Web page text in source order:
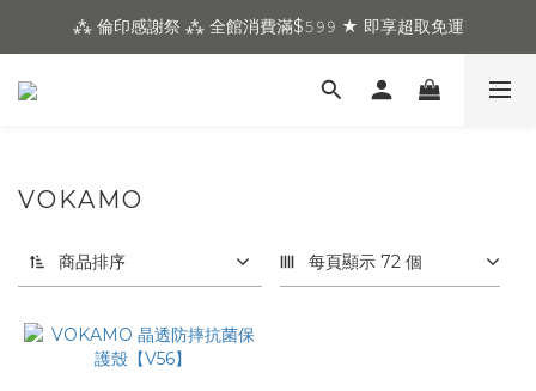
⁂ 倫印感謝祭 ⁂ 全館消費滿$𝟻𝟿𝟿 ★ 即享超取免運
VOKAMO
商品排序 每頁顯示 72 個